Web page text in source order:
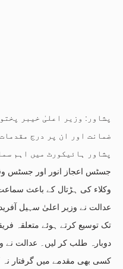
پشاور: وزیر اعلیٰ خیبر
ضمانت اور ان پر درج
پشاور ہائیکورٹ میں اہم
جسٹس اعجاز انور اور جسٹس
وکلاء کی ہڑتال کے باعث
تک توسیع کرتے ہوئے متعلقہ
کسی بھی مقدمے میں گرفتار نہ